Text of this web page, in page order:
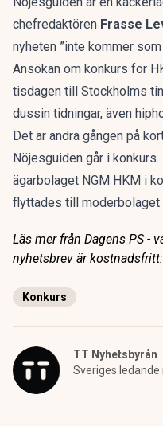
chefredaktören Frasse
nyheten ”inte kommer
Ansökan om konkurs för
tisdagen till Stockholms
dussin tidningar, även
Det är andra gången på
Nöjesguiden går i
ägarbolaget NGM HKM i
flyttades till moderbolaget
Läs mer från Dagens PS -
nyhetsbrev är kostnadsfritt:
Konkurs
TT Nyhetsbyrån
Sveriges